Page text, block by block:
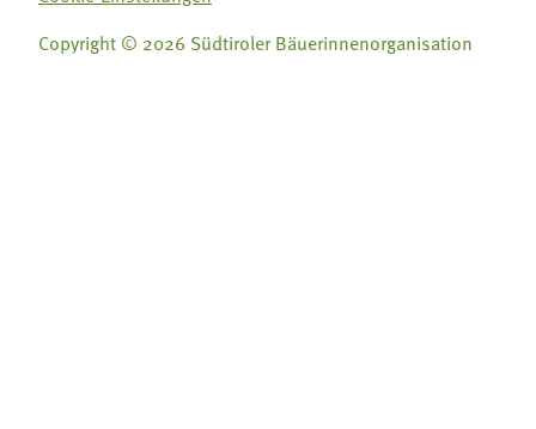
Copyright © 2026 Südtiroler Bäuerinnenorganisation